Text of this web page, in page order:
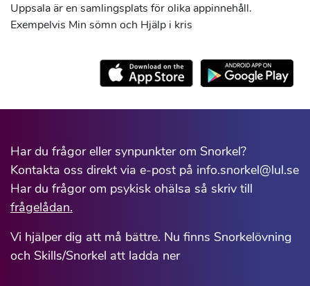
Uppsala är en samlingsplats för olika appinnehåll.
Exempelvis Min sömn och Hjälp i kris
Har du frågor eller synpunkter om Snorkel?
Kontakta oss direkt via e-post på info.snorkel@lul.se
Har du frågor om psykisk ohälsa så skriv till
frågelådan.
Vi hjälper dig att må bättre. Nu finns Snorkelövning
och Skills/Snorkel att ladda ner